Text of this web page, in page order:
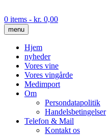
to
content
0 items - kr. 0,00
menu
Hjem
nyheder
Vores vine
Vores vingårde
Medimport
Om
Persondatapolitik
Handelsbetingelser
Telefon & Mail
Kontakt os